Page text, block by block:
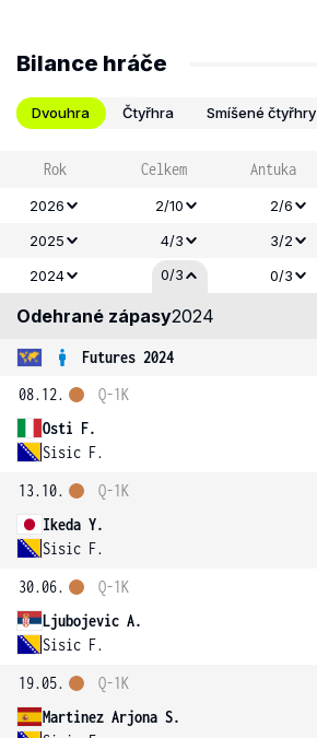
Bilance hráče
Dvouhra Čtyřhra Smíšené čtyřhry
Rok Celkem Antuka
2026 2/10 2/6
2025 4/3 3/2
2024
0/3 0/3
Odehrané zápasy2024
Futures 2024
08.12.
Osti F.
Sisic F.
Q-1K
13.10.
Ikeda Y.
Sisic F.
Q-1K
30.06.
Ljubojevic A.
Sisic F.
Q-1K
19.05.
Martinez Arjona S.
Q-1K